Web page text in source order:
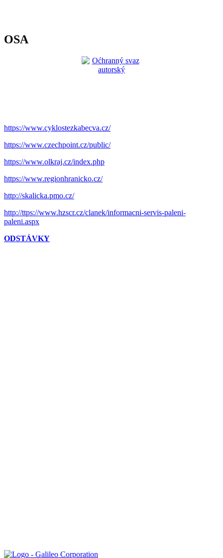
OSA
https://www.cyklostezkabecva.cz/
https://www.czechpoint.cz/public/
https://www.olkraj.cz/index.php
https://www.regionhranicko.cz/
http://skalicka.pmo.cz/
http://ttps://www.hzscr.cz/clanek/informacni-servis-paleni-
paleni.aspx
ODSTÁVKY